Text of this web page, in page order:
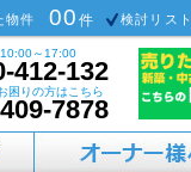
物件 00 件 検討リスト
～17:00
412-132
困りの方はこちら
7878